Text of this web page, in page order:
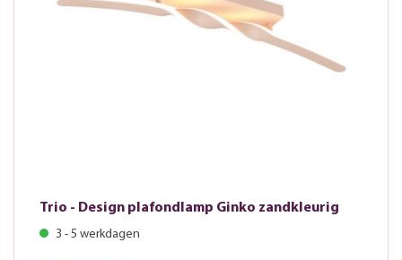
Trio - Design plafondlamp Ginko zandkleurig
3 - 5 werkdagen